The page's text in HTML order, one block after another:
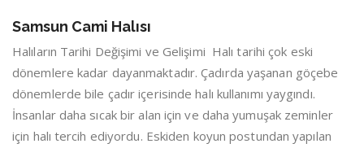
Samsun Cami Halısı
Halıların Tarihi Değişimi ve Gelişimi Halı tarihi çok eski
dönemlere kadar dayanmaktadır. Çadırda yaşanan göçebe
dönemlerde bile çadır içerisinde halı kullanımı yaygındı.
İnsanlar daha sıcak bir alan için ve daha yumuşak zeminler
için halı tercih ediyordu. Eskiden koyun postundan yapılan